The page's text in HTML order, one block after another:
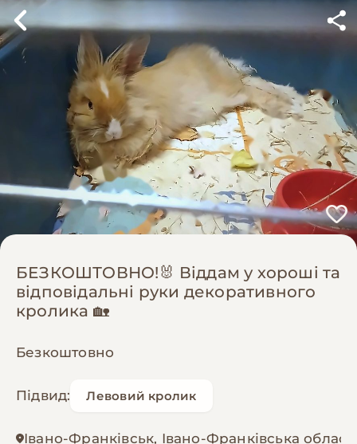
БЕЗКОШТОВНО!🐰 Віддам у хороші та
відповідальні руки декоративного
кролика 🏡
Безкоштовно
Підвид: Левовий кролик
Івано-Франківськ, Івано-Франківська